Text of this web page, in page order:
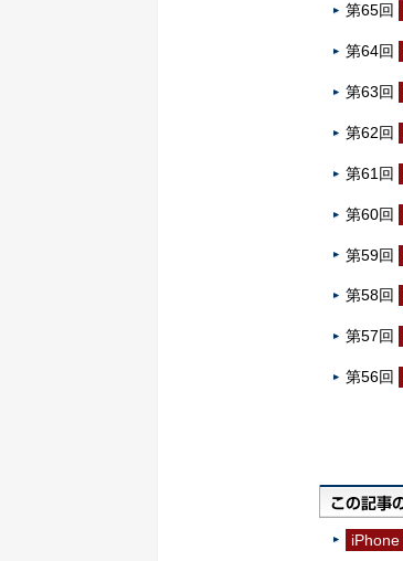
第65回
第64回
第63回
第62回
第61回
第60回
第59回
第58回
第57回
第56回
iPhone